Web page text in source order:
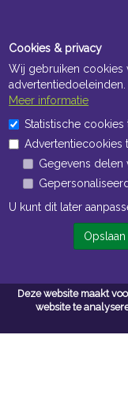
Deze website maakt
website te
ma t/m vr 8:30 uur tot
ma t/m vr 7:00 uur tot
Navigatie
Algemene
Privacy
Cookies & privacy
Wij gebruiken cookies
Meer informatie
Statistische cookies
Advertentiecookies
Gegevens delen
U kunt dit later
Opslaan